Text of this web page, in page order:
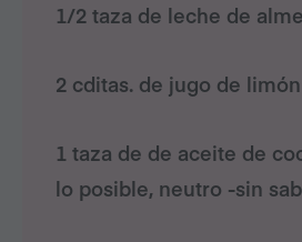
1/2 taza de leche de
2 cditas. de jugo de limón
1 taza de de aceite de
lo posible, neutro -sin